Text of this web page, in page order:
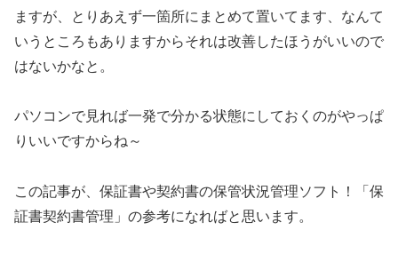
ますが、とりあえず一箇所にまとめて置いてます、なんて
いうところもありますからそれは改善したほうがいいので
はないかなと。
パソコンで見れば一発で分かる状態にしておくのがやっぱ
りいいですからね～
この記事が、保証書や契約書の保管状況管理ソフト！「保
証書契約書管理」の参考になればと思います。